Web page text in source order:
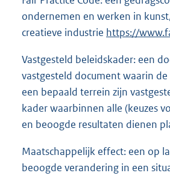
t
e
r
n
e
l
:
ondernemen en werken in
creatieve industrie E
t
e
r
n
e
l
i
https://
Vastgesteld beleidskader: een
vastgesteld document waarin
een bepaald terrein zijn
kader waarbinnen alle (keuzes
en beoogde resultaten dienen
Maatschappelijk effect: een op
beoogde verandering in een